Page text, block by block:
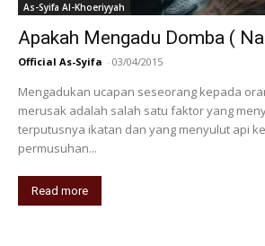
As-Syifa Al-Khoeriyyah
Apakah Mengadu Domba (
Official As-Syifa - 03/04/2015
Mengadukan ucapan seseorang kepada
merusak adalah salah satu faktor yang
terputusnya ikatan dan yang menyulut api
permusuhan...
Read more